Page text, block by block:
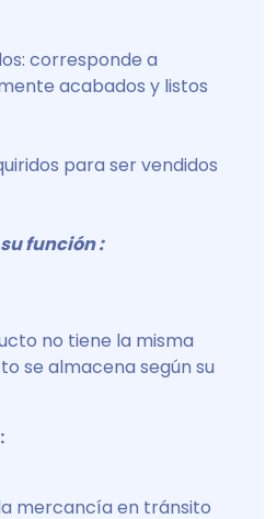
corresponde a
acabados y listos
para ser vendidos
función :
no tiene la misma
se almacena según su
mercancía en tránsito